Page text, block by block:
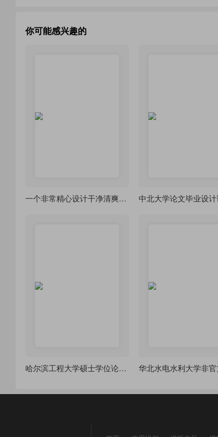
你可能感兴趣的
一个非常精心设计干净清爽的毕业论文模版
哈尔滨工程大学硕士学位论文LaTeX模版